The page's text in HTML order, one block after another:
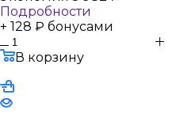
Подробности
+ 128 ₽ бонусами
В корзину